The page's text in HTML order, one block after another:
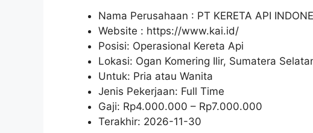
Nama Perusahaan : PT KERETA API
Website : https://www.kai.id/
Posisi: Operasional Kereta Api
Lokasi: Ogan Komering Ilir, Sumatera
Untuk: Pria atau Wanita
Jenis Pekerjaan: Full Time
Gaji: Rp4.000.000 – Rp7.000.000
Terakhir: 2026-11-30